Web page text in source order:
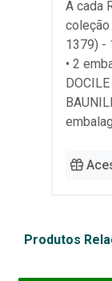
A cada
coleção
1379) -
• 2
Produtos